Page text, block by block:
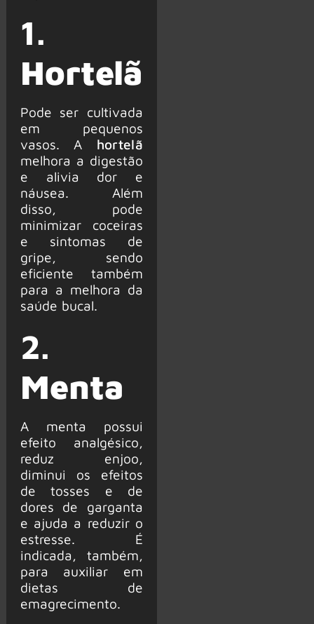
1.
Hortelã
Pode ser cultivada
em pequenos
vasos. A hortelã
melhora a digestão
e alivia dor e
náusea. Além
disso, pode
minimizar coceiras
e sintomas de
gripe, sendo
eficiente também
para a melhora da
saúde bucal.
2.
Menta
A menta possui
efeito analgésico,
reduz enjoo,
diminui os efeitos
de tosses e de
dores de garganta
e ajuda a reduzir o
estresse. É
indicada, também,
para auxiliar em
dietas de
emagrecimento.